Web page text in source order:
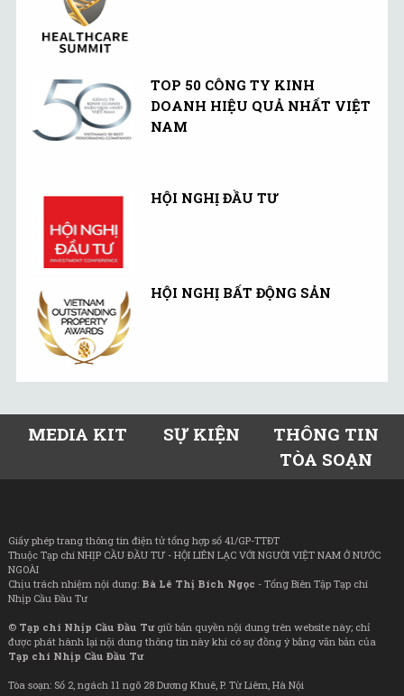
TOP 50 CÔNG TY KINH
DOANH HIỆU QUẢ NHẤT VIỆT
NAM
HỘI NGHỊ ĐẦU TƯ
HỘI NGHỊ BẤT ĐỘNG SẢN
MEDIA KIT SỰ KIỆN
THÔNG TIN
TÒA SOẠN
Giấy phép trang thông tin điện tử tổng hợp số 41/GP-TTĐT
Thuộc Tạp chí NHỊP CẦU ĐẦU TƯ - HỘI LIÊN LẠC VỚI NGƯỜI VIỆT NAM Ở NƯỚC
NGOÀI
Chịu trách nhiệm nội dung: Bà Lê Thị Bích Ngọc - Tổng Biên Tập Tạp chí
Nhịp Cầu Đầu Tư
© Tạp chí Nhịp Cầu Đầu Tưgiữ bản quyền nội dung trên website này; chỉ
được phát hành lại nội dung thông tin này khi có sự đồng ý bằng văn bản của
Tạp chí Nhịp Cầu Đầu Tư
Tòa soạn: Số 2, ngách 11 ngõ 28 Dương Khuê, P. Từ Liêm, Hà Nội